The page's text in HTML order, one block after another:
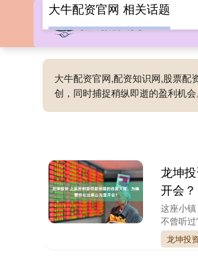
大牛配资官网,配资知识网,股票配
创，同时捕捉稍纵即逝的盈利机会
大牛配资官网 相关话题
龙坤
开会？
这座小
不曾听
龙坤投